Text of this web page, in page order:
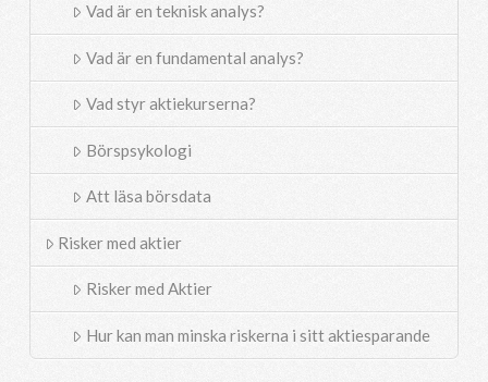
Vad är en teknisk analys?
Vad är en fundamental analys?
Vad styr aktiekurserna?
Börspsykologi
Att läsa börsdata
Risker med aktier
Risker med Aktier
Hur kan man minska riskerna i sitt aktiesparande